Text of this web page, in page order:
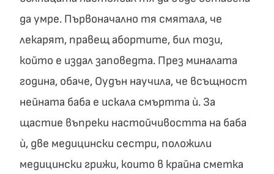
да умре. Първоначално тя смятала, че
лекарят, правещ абортите, бил този,
който е издал заповедта. През миналата
година, обаче, Оудън научила, че всъщност
нейната баба е искала смъртта ѝ. За
щастие въпреки настойчивостта на баба
ѝ, две медицински сестри, положили
медицински грижи, които в крайна сметка